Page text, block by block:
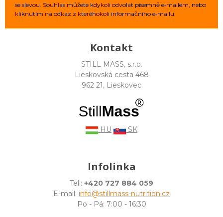
se slevou. Souhlas můžete kdykoli odvolat písemně e‑mailem, nebo
kliknutím na odkaz z kteréhokoli informačního e‑mailu.
Kontakt
STILL MASS, s.r.o.
Lieskovská cesta 468
962 21, Lieskovec
HU SK
Infolinka
Tel.: +420 727 884 059
E-mail: info@stillmass-nutrition.cz
Po - Pá: 7:00 - 16:30